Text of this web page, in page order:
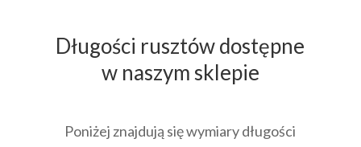
Długości rusztów dostępne
w naszym sklepie
Poniżej znajdują się wymiary długości